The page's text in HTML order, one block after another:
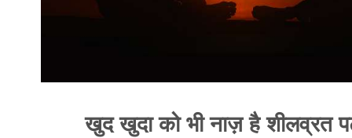
खुद खुदा को भी नाज़ है शीलव्रत